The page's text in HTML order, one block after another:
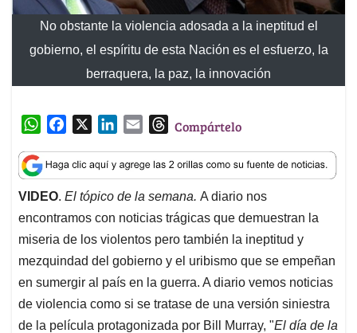
No obstante la violencia adosada a la ineptitud el
gobierno, el espíritu de esta Nación es el esfuerzo, la
berraquera, la paz, la innovación
W
a
t
s
A
p
p
c
e
b
o
o
k
n
k
e
d
I
n
a
i
l
T
r
e
a
d
s
Compártelo
VIDEO. El tópico de la semana. A diario nos
encontramos con noticias trágicas que demuestran la
miseria de los violentos pero también la ineptitud y
mezquindad del gobierno y el uribismo que se empeñan
en sumergir al país en la guerra. A diario vemos noticias
de violencia como si se tratase de una versión siniestra
de la película protagonizada por Bill Murray, "El día de la